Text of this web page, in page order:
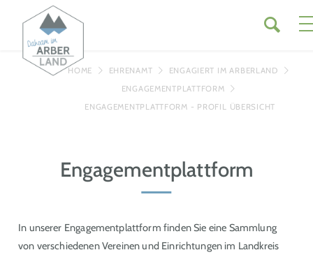
HOME EHRENAMT
ENGAGIERT IM ARBERLAND
ENGAGEMENTPLATTFORM
ENGAGEMENTPLATTFORM - PROFIL ÜBERSICHT
Engagementplattform
In unserer Engagementplattform finden Sie eine Sammlung
von verschiedenen Vereinen und Einrichtungen im Landkreis